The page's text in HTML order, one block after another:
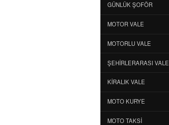
GÜNLÜK ŞOFÖR
MOTOR VALE
MOTORLU VALE
ŞEHIRLERARASI VALE
KIRALIK VALE
MOTO KURYE
MOTO TAKSI